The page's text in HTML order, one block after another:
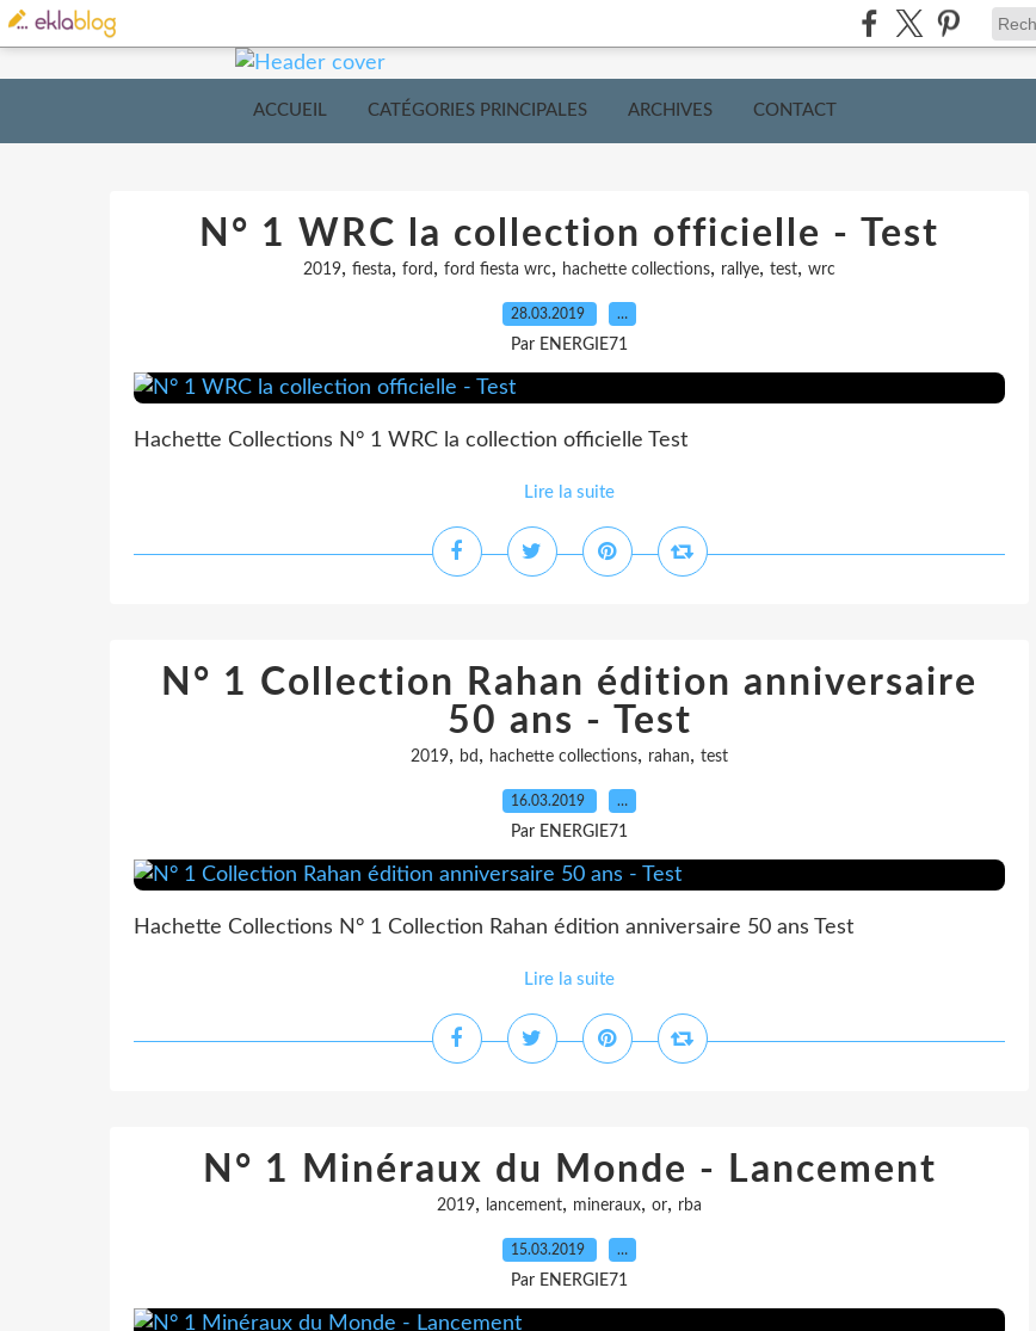
ACCUEIL CATÉGORIES PRINCIPALES ARCHIVES CONTACT
N° 1 WRC la collection officielle - Test
2019, fiesta, ford , ford fiesta wrc, hachette collections, rallye, test, wrc
28.03.2019 …
Par ENERGIE71
Hachette Collections N° 1 WRC la collection officielle Test
Lire la suite
N° 1 Collection Rahan édition anniversaire
50 ans - Test
2019, bd , hachette collections, rahan, test
16.03.2019 …
Par ENERGIE71
Hachette Collections N° 1 Collection Rahan édition anniversaire 50 ans Test
Lire la suite
N° 1 Minéraux du Monde - Lancement
2019, lancement, mineraux, or, rba
15.03.2019 …
Par ENERGIE71